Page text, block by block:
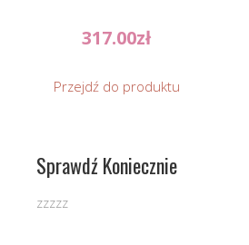
317.00zł
Przejdź do produktu
Sprawdź Koniecznie
zzzzz